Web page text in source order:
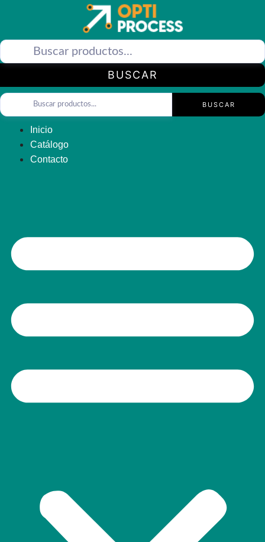
BUSCAR
BUSCAR
Inicio
Catálogo
Contacto